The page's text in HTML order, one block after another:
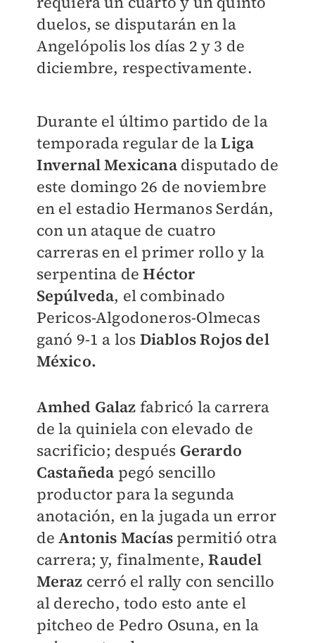
duelos, se disputarán en la
Angelópolis los días 2 y 3 de
diciembre, respectivamente.
Durante el último partido de la
temporada regular de laLiga
Invernal Mexicanadisputado de
este domingo 26 de noviembre
en el estadio Hermanos Serdán,
con un ataque de cuatro
carreras en el primer rollo y la
serpentina deHéctor
Sepúlveda, el combinado
Pericos-Algodoneros-Olmecas
ganó 9-1 a los Diablos Rojos del
México.
Amhed Galaz fabricó la carrera
de la quiniela con elevado de
sacrificio; después Gerardo
Castañeda pegó sencillo
productor para la segunda
anotación, en la jugada un error
deAntonis Macíaspermitió otra
carrera; y, finalmente, Raudel
Meraz cerró el rally con sencillo
al derecho, todo esto ante el
pitcheo de Pedro Osuna, en la